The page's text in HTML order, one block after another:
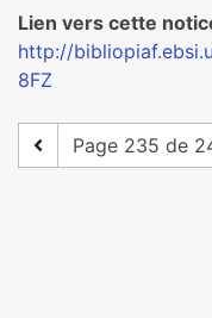
Lien vers cette
http://
8FZ
Page 235 de